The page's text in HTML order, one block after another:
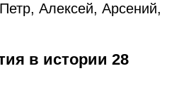
Алексей, Арсений,
в истории 28